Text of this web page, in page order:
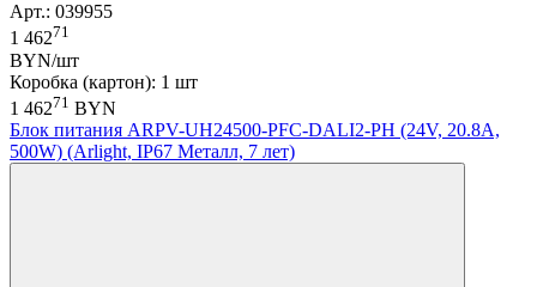
Арт.: 039955
1 46271
BYN/шт
Коробка (картон): 1 шт
1 46271 BYN
Блок питания ARPV-UH24500-PFC-DALI2-PH (24V, 20.8A,
500W) (Arlight, IP67 Металл, 7 лет)